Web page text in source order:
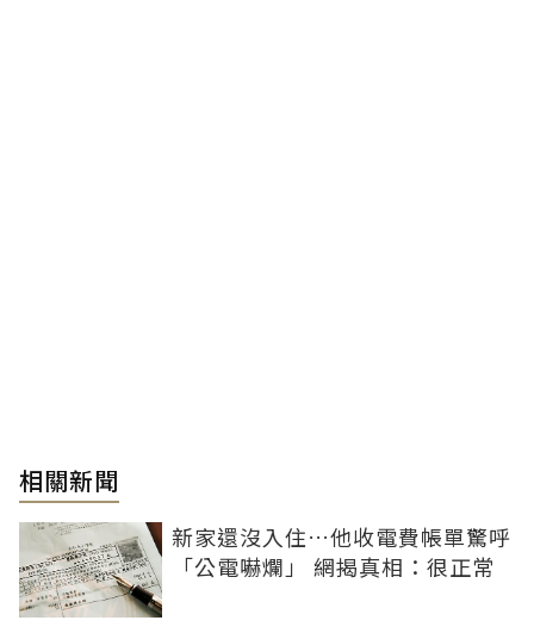
相關新聞
新家還沒入住…他收電費帳單驚呼
「公電嚇爛」 網揭真相：很正常